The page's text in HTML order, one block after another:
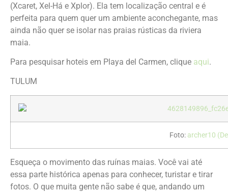
(Xcaret, Xel-Há e Xplor). Ela tem localização central e é
perfeita para quem quer um ambiente aconchegante, mas
ainda não quer se isolar nas praias rústicas da riviera
maia.
Para pesquisar hoteis em Playa del Carmen, clique aqui.
TULUM
Foto: archer10
Esqueça o movimento das ruínas maias. Você vai até
essa parte histórica apenas para conhecer, turistar e tirar
fotos. O que muita gente não sabe é que, andando um